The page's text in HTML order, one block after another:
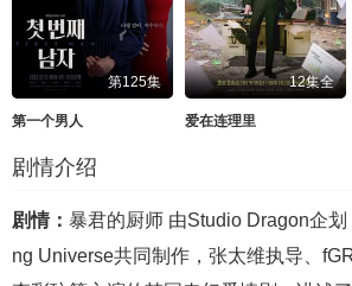
第125集
第一个男人
12集全
爱在连理里
剧情介绍
剧情： 暴君的厨师 由Studio Dragon企
ng Universe共同制作，张太维执导、